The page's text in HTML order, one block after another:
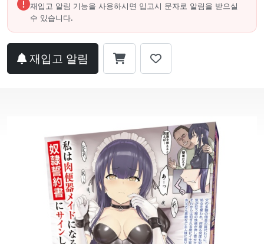
재입고 알림 기능을 사용하시면 입고시 문자로 알림을 받으실
수 있습니다.
재입고 알림